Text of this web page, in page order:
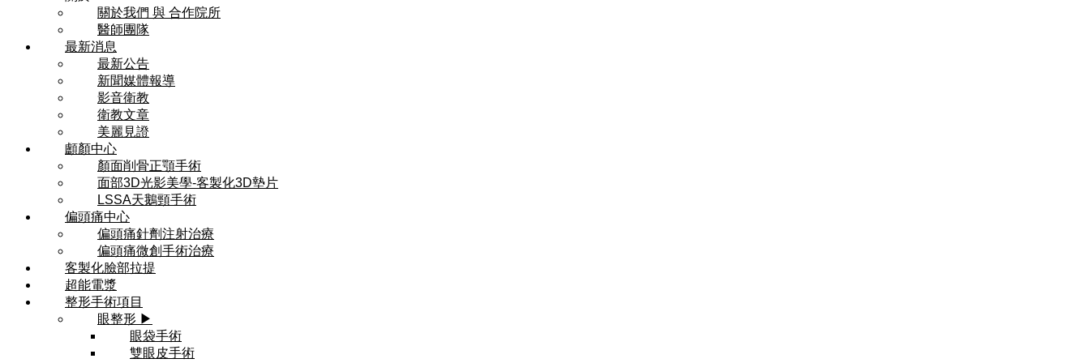
關於我們 與 合作院所
醫師團隊
最新消息
最新公告
新聞媒體報導
影音衛教
衛教文章
美麗見證
顱顏中心
顏面削骨正顎手術
面部3D光影美學-客製化3D墊片
LSSA天鵝頸手術
偏頭痛中心
偏頭痛針劑注射治療
偏頭痛微創手術治療
客製化臉部拉提
超能電漿
整形手術項目
眼整形 ▶
眼袋手術
雙眼皮手術